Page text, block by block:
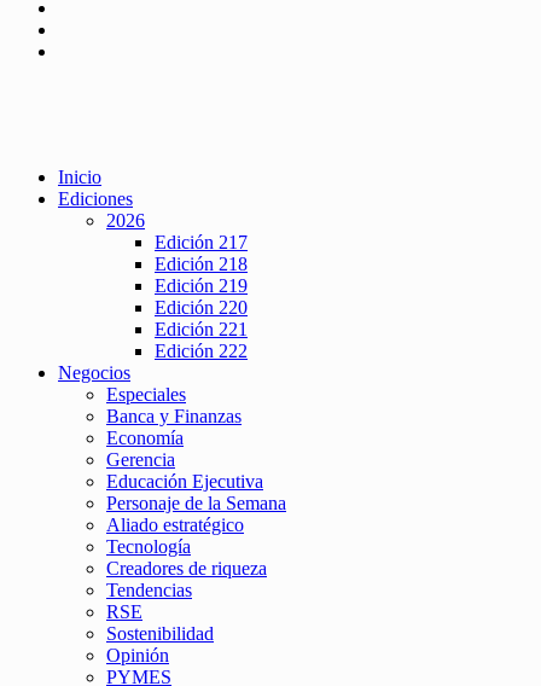
Inicio
Ediciones
2026
Edición 217
Edición 218
Edición 219
Edición 220
Edición 221
Edición 222
Negocios
Especiales
Banca y Finanzas
Economía
Gerencia
Educación Ejecutiva
Personaje de la Semana
Aliado estratégico
Tecnología
Creadores de riqueza
Tendencias
RSE
Sostenibilidad
Opinión
PYMES